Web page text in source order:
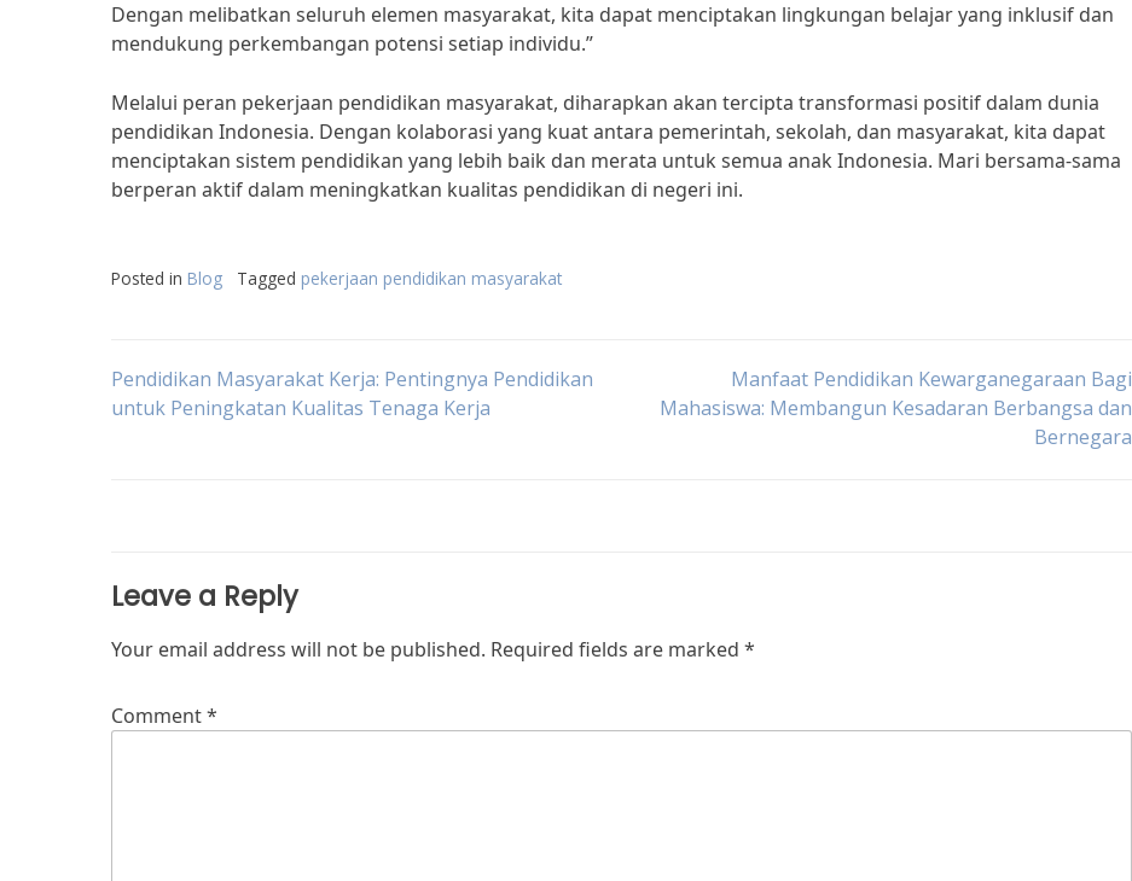
Dengan melibatkan seluruh elemen masyarakat, kita dapat menciptakan lingkungan belajar yang inklusif dan
mendukung perkembangan potensi setiap individu.”
Melalui peran pekerjaan pendidikan masyarakat, diharapkan akan tercipta transformasi positif dalam dunia
pendidikan Indonesia. Dengan kolaborasi yang kuat antara pemerintah, sekolah, dan masyarakat, kita dapat
menciptakan sistem pendidikan yang lebih baik dan merata untuk semua anak Indonesia. Mari bersama-sama
berperan aktif dalam meningkatkan kualitas pendidikan di negeri ini.
Posted in Blog Tagged pekerjaan pendidikan masyarakat
Post
Pendidikan Masyarakat Kerja: Pentingnya Pendidikan
untuk Peningkatan Kualitas Tenaga Kerja
Manfaat Pendidikan Kewarganegaraan Bagi
Mahasiswa: Membangun Kesadaran Berbangsa dan
Bernegara
Leave a Reply
Your email address will not be published. Required fields are marked *
Comment*